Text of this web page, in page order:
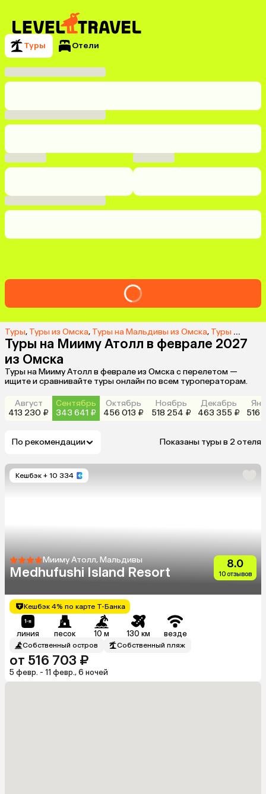
Туры Отели
Туры, Туры из Омска, Туры на Мальдивы из Омска, Туры на Мииму Атолл из Омска
Туры на Мииму Атолл в феврале 2027
из Омска
Туры на Мииму Атолл в феврале из Омска с перелетом —
ищите и сравнивайте туры онлайн по всем туроператорам.
Август
413 230 ₽
Сентябрь
343 641 ₽
Октябрь
456 013 ₽
Ноябрь
518 254 ₽
Декабрь
463 355 ₽
516
По рекомендации Показаны туры в 2 отеля
Кешбэк + 10 334
Мииму Атолл, Мальдивы
Medhufushi Island Resort
8.0
10 отзывов
Кешбэк 4% по карте Т-Банка
линия песок 10 м 130 км везде
Собственный остров Собственный пляж
от 516 703 ₽
5 февр. - 11 февр., 6 ночей